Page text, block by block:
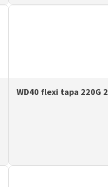
WD40 flexi tapa 220G 2